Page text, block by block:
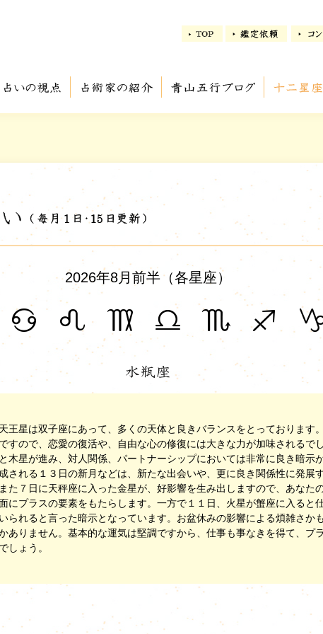
2026年8月前半（各星座）
王星は双子座にあって、多くの天体と良きバランスをとっております
すので、恋愛の復活や、自由な心の修復には大きな力が加味されるで
木星が進み、対人関係、パートナーシップにおいては非常に良き暗示
される１３日の新月などは、新たな出会いや、更に良き関係性に発展
た７日に天秤座に入った金星が、好影響を生み出しますので、あなた
にプラスの要素をもたらします。一方で１１日、火星が蟹座に入ると
られると言った暗示となっています。お盆休みの影響による煩雑さか
ありません。基本的な運気は堅調ですから、仕事も事なきを得て、プ
しょう。